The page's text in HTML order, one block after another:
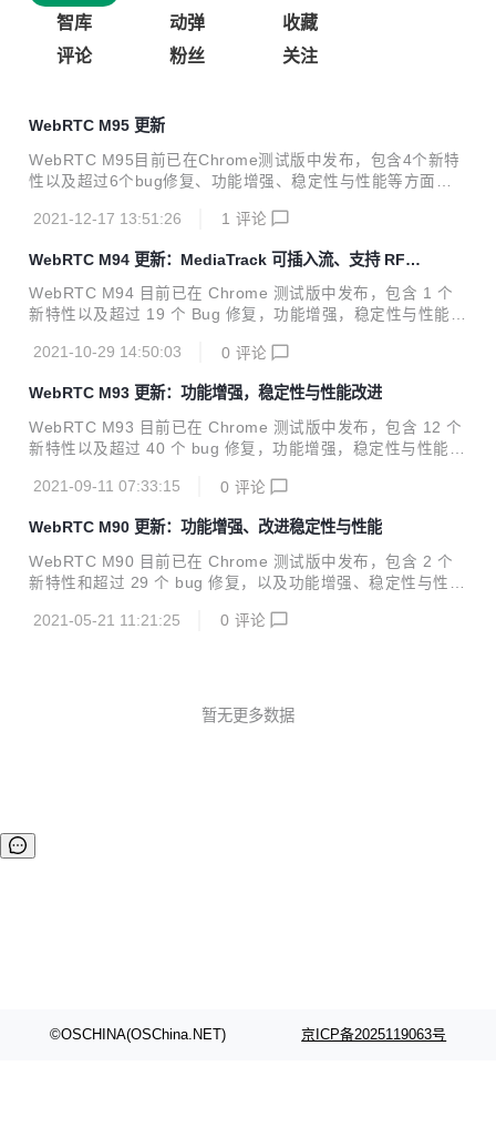
智库
动弹
收藏
评论
粉丝 关注
WebRTC M95 更新
WebRTC M95目前已在Chrome测试版中发布，包含4个新特
性以及超过6个bug修复、功能增强、稳定性与性能等方面的
关内容，帮助开发者获得最新资讯，走在行业前沿。 01.亮点
里程碑。详情见公告。 02. 功能及问题修复 可登陆：https://b
ugs.chromium.org/p/webrtc/issues/list 输入问题 ID 即可查
询 Bug 详情。 No.1 类型：Feature 问题 ID：1146942 描
述：chromium/webrtc使用...
2021-12-17 13:51:26 1 评论
WebRTC M94 更新：MediaTrack 可插入流、支持 RFC
2198 冗余项
WebRTC M94 目前已在 Chrome 测试版中发布，包含 1 个
新特性以及超过 19 个 Bug 修复，功能增强，稳定性与性能等
diaStreamTrack 的可插入流 API 目前可以作为稳定 Web API
修改音频或视频流。 更多有关信息见：https://web.dev/medi
astreamtrack-insertable-media-processing/ 2. 非标准的 R
TCConfiguration.offerExtmapAllowM...
2021-10-29 14:50:03 0 评论
WebRTC M93 更新：功能增强，稳定性与性能改进
WebRTC M93 目前已在 Chrome 测试版中发布，包含 12 个
新特性以及超过 40 个 bug 修复，功能增强，稳定性与性能等
2021-09-11 07:33:15
0 评论
WebRTC M90 更新：功能增强、改进稳定性与性能
WebRTC M90 目前已在 Chrome 测试版中发布，包含 2 个
新特性和超过 29 个 bug 修复，以及功能增强、稳定性与性能
相关内容，帮助开发者获得最新资讯，走在行业前沿。 01. 公
s 源试用版 该 API 是 MediaStream 和 WebCodecs ...
2021-05-21 11:21:25 0 评论
暂无更多数据
©OSCHINA(OSChina.NET) 京ICP备2025119063号